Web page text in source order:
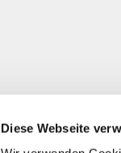
Diese Webseite